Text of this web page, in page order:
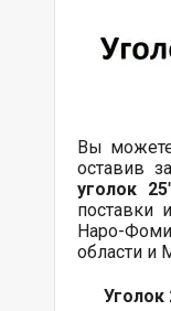
Вы
оставив
уголок 25
поставки
Наро-
области и
Уголок